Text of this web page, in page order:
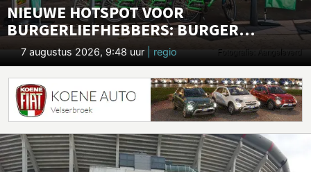
NIEUWE HOTSPOT VOOR
BURGERLIEFHEBBERS: BURGER
BUSINESS HAARLEM IS GEOPEND
7 augustus 2026, 9:48 uur | regio